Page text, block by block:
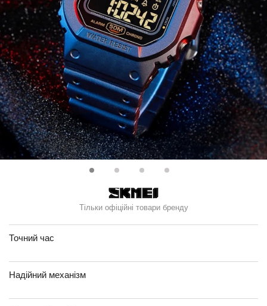
Тільки офіційні товари бренду
Точний час
Надійний механізм